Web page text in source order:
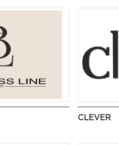
CLEVER